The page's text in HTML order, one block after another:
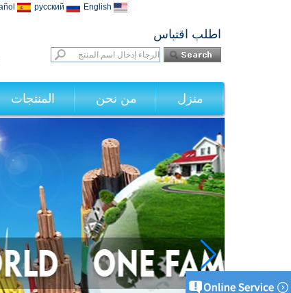
English
русский
اطلب اقتباس
منزل من نحن المنتجات